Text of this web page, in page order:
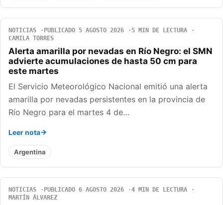
NOTICIAS PUBLICADO 5 AGOSTO 2026
5 MIN DE LECTURA
CAMILA TORRES
Alerta amarilla por nevadas en Río Negro: el SMN
advierte acumulaciones de hasta 50 cm para
este martes
El Servicio Meteorológico Nacional emitió una alerta
amarilla por nevadas persistentes en la provincia de
Río Negro para el martes 4 de…
Leer nota
Argentina
NOTICIAS PUBLICADO 6 AGOSTO 2026
4 MIN DE LECTURA
MARTÍN ÁLVAREZ